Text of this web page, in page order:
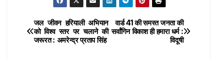
o
o
k
p
p
m
ar
e
Post
navigation
वार्ड 41 की समस्त जनता की
सर्वांगिन विकाश ही हमारा धर्म :
विदूषी
जल जीवन हरियाली अभियान
को विश्व स्तर पर चलाने की
जरूरत : अमरेन्द्र प्रताप सिंह